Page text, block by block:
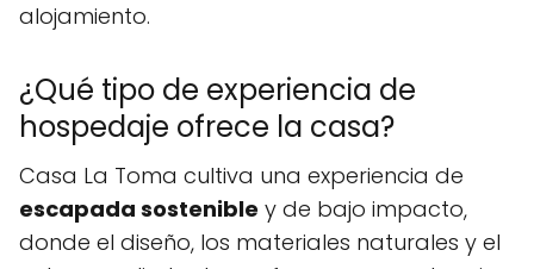
alojamiento.
¿Qué tipo de experiencia de
hospedaje ofrece la casa?
Casa La Toma cultiva una experiencia de
escapada sostenible y de bajo impacto,
donde el diseño, los materiales naturales y el